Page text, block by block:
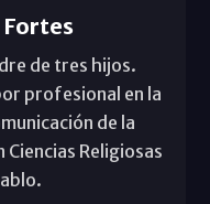
de tres hijos.
profesional en la
de la
Religiosas